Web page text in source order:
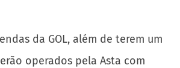
da GOL, além de terem um
operados pela Asta com